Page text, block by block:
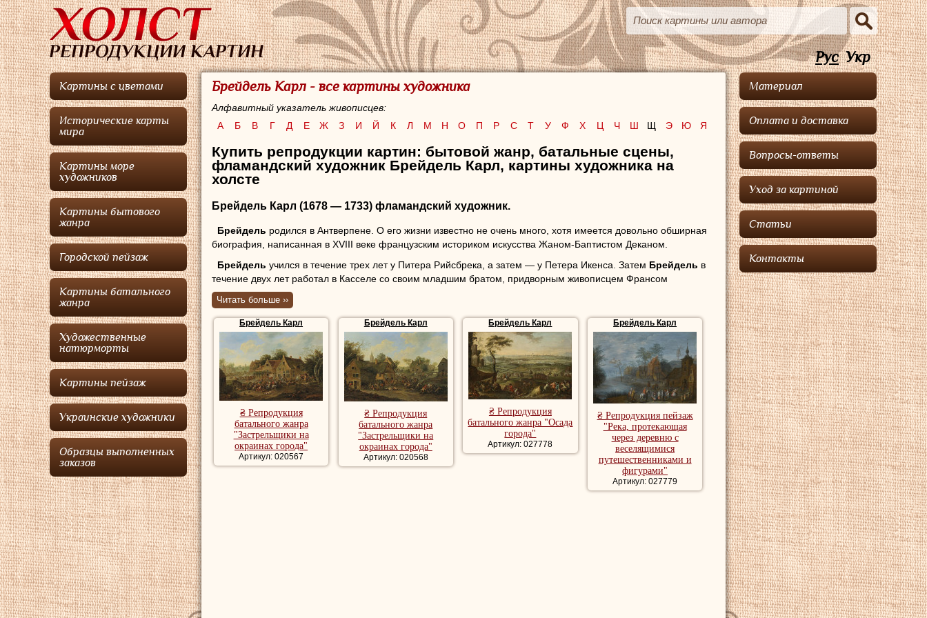
Рус Укр
Картины с цветами
Исторические карты
мира
Картины море
художников
Картины бытового
жанра
Городской пейзаж
Картины батального
жанра
Художественные
натюрморты
Картины пейзаж
Украинские художники
Образцы выполненных
заказов
Брейдель Карл - все картины художника
Алфавитный указатель живописцев:
А
Б В Г Д Е Ж З И Й К Л М Н О П Р С Т У Ф Х Ц Ч Ш Щ Э Ю Я
Купить репродукции картин: бытовой жанр, батальные сцены,
фламандский художник Брейдель Карл, картины художника на
холсте
Брейдель Карл (1678 — 1733) фламандский художник.
Брейдель родился в Антверпене. О его жизни известно не очень много, хотя имеется довольно обширная
биография, написанная в XVIII веке французским историком искусства Жаном-Баптистом Деканом.
Брейдель учился в течение трех лет у Питера Рийсбрека, а затем — у Петера Икенса. Затем Брейдель в
течение двух лет работал в Касселе со своим младшим братом, придворным живописцем Франсом
Брейделем, после чего в 1703 году вернулся в Амстердам и с 1704 года состоял в Гильдии Святого Луки.
Известно, что в 1723 году он был в Брюсселе, в 1726 — в Генте.
Батальный картина, батальная сцена
Читать больше ››
Брейдель Карл
₴ Репродукция
батального жанра
"Застрельщики на
окраинах города"
Артикул: 020567
Брейдель Карл
₴ Репродукция
батального жанра
"Застрельщики на
окраинах города"
Артикул: 020568
Брейдель Карл
₴ Репродукция
батального жанра "Осада
города"
Артикул: 027778
Брейдель Карл
₴ Репродукция пейзаж
"Река, протекающая
через деревню с
веселящимися
путешественниками и
фигурами"
Артикул: 027779
Материал
Оплата и доставка
Вопросы-ответы
Уход за картиной
Статьи
Контакты